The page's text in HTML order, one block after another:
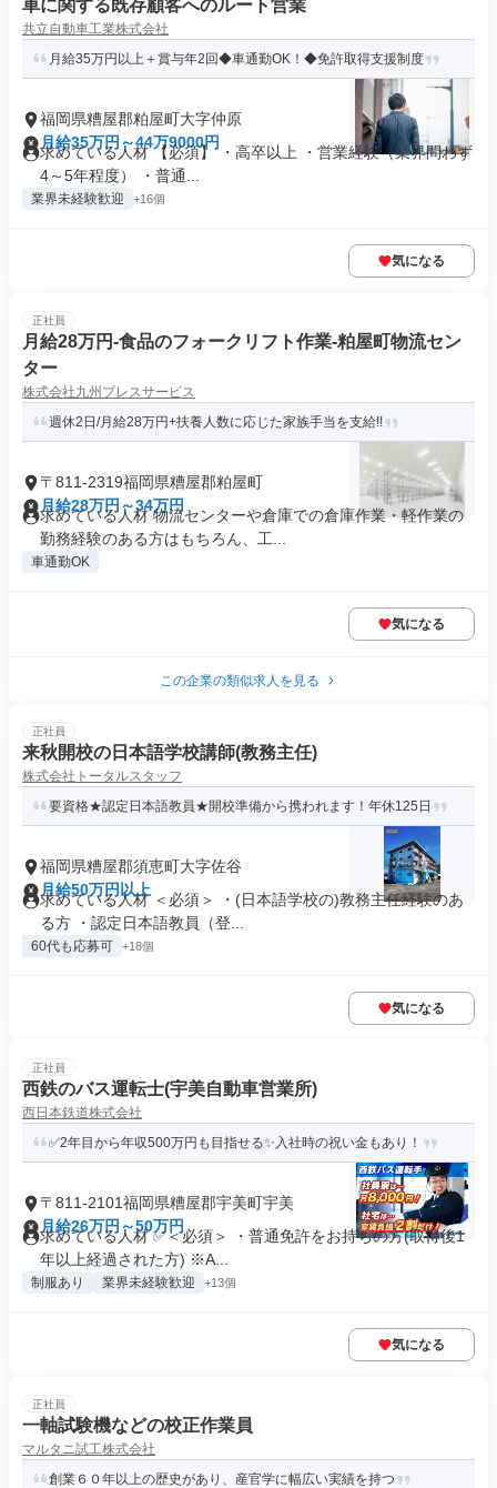
車に関する既存顧客へのルート営業
共立自動車工業株式会社
月給35万円以上＋賞与年2回◆車通勤OK！◆免許取得支援制度
福岡県糟屋郡粕屋町大字仲原
月給35万円～44万9000円
求めている人材 【必須】 ・高卒以上 ・営業経験（業界問わず
4～5年程度） ・普通...
業界未経験歓迎 +16個
気になる
正社員
月給28万円-食品のフォークリフト作業-粕屋町物流セン
ター
株式会社九州プレスサービス
週休2日/月給28万円+扶養人数に応じた家族手当を支給!!
〒811-2319福岡県糟屋郡粕屋町
月給28万円～34万円
求めている人材 物流センターや倉庫での倉庫作業・軽作業の
勤務経験のある方はもちろん、工...
車通勤OK
気になる
この企業の類似求人を見る
正社員
来秋開校の日本語学校講師(教務主任)
株式会社トータルスタッフ
要資格★認定日本語教員★開校準備から携われます！年休125日
福岡県糟屋郡須恵町大字佐谷
月給50万円以上
求めている人材 ＜必須＞ ・(日本語学校の)教務主任経験のあ
る方 ・認定日本語教員（登...
60代も応募可 +18個
気になる
正社員
西鉄のバス運転士(宇美自動車営業所)
西日本鉄道株式会社
✅2年目から年収500万円も目指せる✨入社時の祝い金もあり！
〒811-2101福岡県糟屋郡宇美町宇美
月給26万円～50万円
求めている人材 ✅＜必須＞ ・普通免許をお持ちの方(取得後1
年以上経過された方) ※A...
制服あり 業界未経験歓迎 +13個
気になる
正社員
一軸試験機などの校正作業員
マルタニ試工株式会社
創業６０年以上の歴史があり、産官学に幅広い実績を持つ